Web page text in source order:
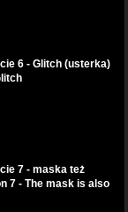
6 - Glitch (usterka)
7 - maska też
7 - The mask is also